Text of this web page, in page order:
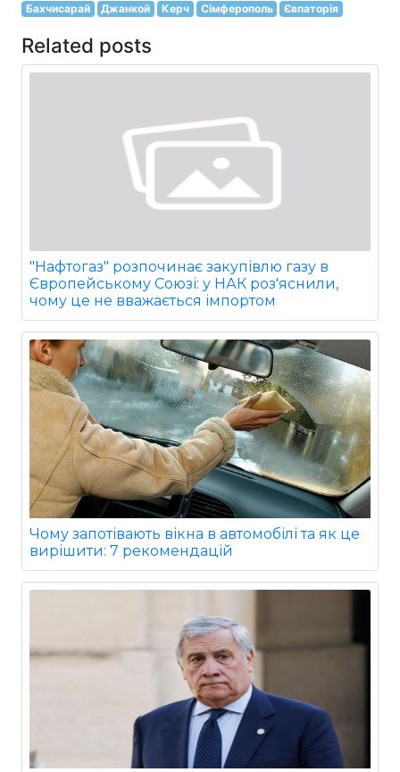
Бахчисарай
Джанкой Керч Сімферополь Євпаторія
Related posts
"Нафтогаз" розпочинає закупівлю газу в
Європейському Союзі: у НАК роз'яснили,
чому це не вважається імпортом
Чому запотівають вікна в автомобілі та як це
вирішити: 7 рекомендацій